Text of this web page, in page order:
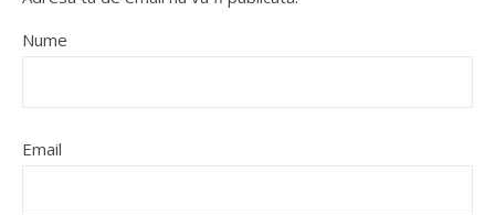
Nume
Email